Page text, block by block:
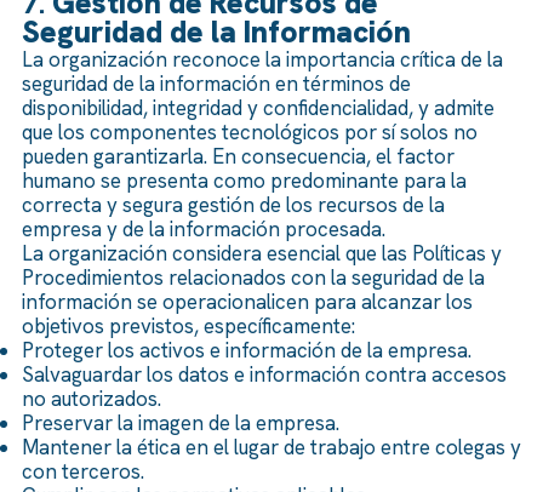
Seguridad de la Información
La organización reconoce la importancia crítica de la
seguridad de la información en términos de
disponibilidad, integridad y confidencialidad, y admite
que los componentes tecnológicos por sí solos no
pueden garantizarla. En consecuencia, el factor
humano se presenta como predominante para la
correcta y segura gestión de los recursos de la
empresa y de la información procesada.
La organización considera esencial que las Políticas y
Procedimientos relacionados con la seguridad de la
información se operacionalicen para alcanzar los
objetivos previstos, específicamente:
Proteger los activos e información de la empresa.
Salvaguardar los datos e información contra accesos
no autorizados.
Preservar la imagen de la empresa.
Mantener la ética en el lugar de trabajo entre colegas y
con terceros.